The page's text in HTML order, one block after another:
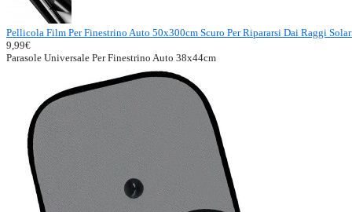
Pellicola Film Per Finestrino Auto 50x300cm Scuro Per Ripararsi Dai Raggi
9,99€
Parasole Universale Per Finestrino Auto 38x44cm